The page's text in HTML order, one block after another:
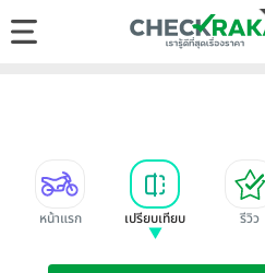
หน้าแรก เปรียบเทียบ รีวิว